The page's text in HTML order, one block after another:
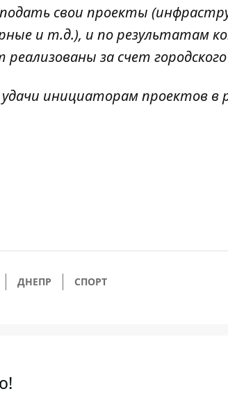
свои проекты
и т.д.), и по результатам
реализованы за счет
инициаторам проектов в
ДНЕПР СПОРТ